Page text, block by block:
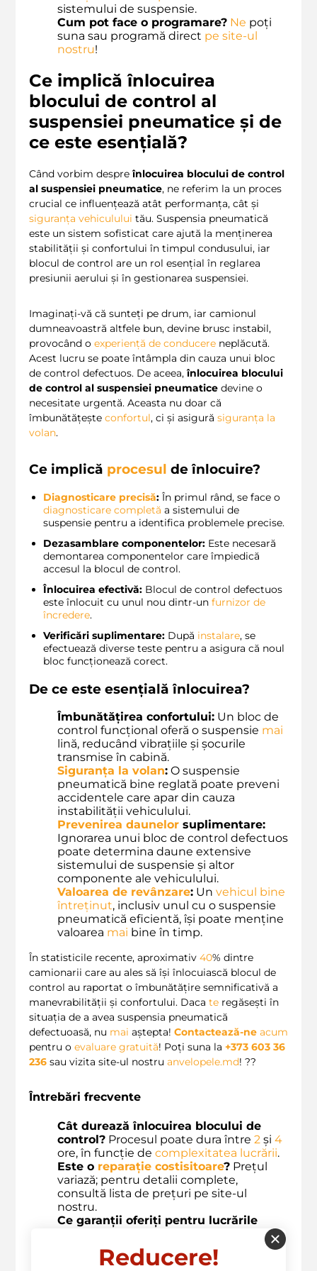
sistemului de suspensie.
Cum pot face o programare? Ne poți
suna sau programă direct pe site-ul
nostru!
Ce implică înlocuirea
blocului de control al
suspensiei pneumatice și de
ce este esențială?
Când vorbim despre înlocuirea blocului de control
al suspensiei pneumatice, ne referim la un proces
crucial ce influențează atât performanța, cât și
siguranța vehiculului tău. Suspensia pneumatică
este un sistem sofisticat care ajută la menținerea
stabilității și confortului în timpul condusului, iar
blocul de control are un rol esențial în reglarea
presiunii aerului și în gestionarea suspensiei.
Imaginați-vă că sunteți pe drum, iar camionul
dumneavoastră altfele bun, devine brusc instabil,
provocând o experiență de conducere neplăcută.
Acest lucru se poate întâmpla din cauza unui bloc
de control defectuos. De aceea, înlocuirea blocului
de control al suspensiei pneumatice devine o
necesitate urgentă. Aceasta nu doar că
îmbunătățește confortul, ci și asigură siguranța la
volan.
Ce implică procesul de înlocuire?
Diagnosticare precisă: În primul rând, se face o
diagnosticare completă a sistemului de
suspensie pentru a identifica problemele precise.
Dezasamblare componentelor: Este necesară
demontarea componentelor care împiedică
accesul la blocul de control.
Înlocuirea efectivă: Blocul de control defectuos
este înlocuit cu unul nou dintr-un furnizor de
încredere.
Verificări suplimentare: După instalare, se
efectuează diverse teste pentru a asigura că noul
bloc funcționează corect.
De ce este esențială înlocuirea?
Îmbunătățirea confortului: Un bloc de
control funcțional oferă o suspensie mai
lină, reducând vibrațiile și șocurile
transmise în cabină.
Siguranța la volan: O suspensie
pneumatică bine reglată poate preveni
accidentele care apar din cauza
instabilității vehiculului.
Prevenirea daunelor suplimentare:
Ignorarea unui bloc de control defectuos
poate determina daune extensive
sistemului de suspensie și altor
componente ale vehiculului.
Valoarea de revânzare: Un vehicul bine
întreținut, inclusiv unul cu o suspensie
pneumatică eficientă, își poate menține
valoarea mai bine în timp.
În statisticile recente, aproximativ 40% dintre
camionarii care au ales să își înlocuiască blocul de
control au raportat o îmbunătățire semnificativă a
manevrabilității și confortului. Daca te regăsești în
situația de a avea suspensia pneumatică
defectuoasă, nu mai aștepta! Contactează-ne acum
pentru o evaluare gratuită! Poți suna la +373 603 36
236 sau vizita site-ul nostru anvelopele.md! ?️?
Întrebări frecvente
Cât durează înlocuirea blocului de
control? Procesul poate dura între 2 și 4
ore, în funcție de complexitatea lucrării.
Este o reparație costisitoare? Prețul
variază; pentru detalii complete,
consultă lista de prețuri pe site-ul
nostru.
Ce garanții oferiți pentru lucrările
Oferim garanție pentru toate
serviciilenoastre de reparație.
verificasingur starea blocului de
Reducere!